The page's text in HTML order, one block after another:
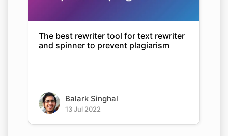
The best rewriter tool for text rewriter
and spinner to prevent plagiarism
Balark Singhal
13 Jul 2022